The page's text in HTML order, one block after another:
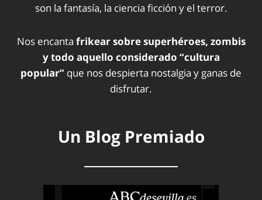
son la fantasía, la ciencia ficción y el terror.
Nos encanta frikear sobre superhéroes, zombis
y todo aquello considerado “cultura
popular” que nos despierta nostalgia y ganas de
disfrutar.
Un Blog Premiado